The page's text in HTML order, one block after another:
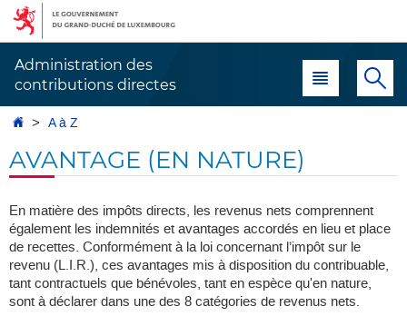
Aller
navigation
Aller
au
Administration des
contributions directes
Menu principal
AccueilA à Z
AVANTAGE (EN NATURE)
En matière des impôts directs, les revenus nets comprennent
également les indemnités et avantages accordés en lieu et place
de recettes. Conformément à la loi concernant l’impôt sur le
revenu (L.I.R.), ces avantages mis à disposition du contribuable,
tant contractuels que bénévoles, tant en espèce qu'en nature,
sont à déclarer dans une des 8 catégories de revenus nets.